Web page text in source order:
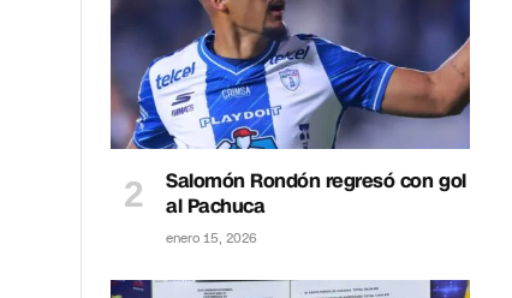
Salomón Rondón regresó con gol
al Pachuca
enero 15, 2026